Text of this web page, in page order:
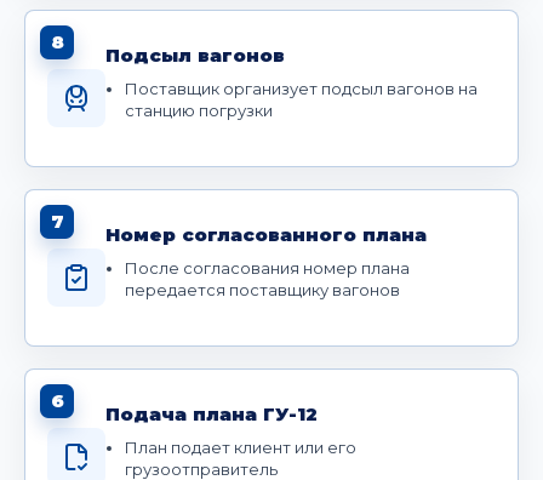
8
Подсыл вагонов
Поставщик организует подсыл вагонов на
станцию погрузки
7
Номер согласованного плана
После согласования номер плана
передается поставщику вагонов
6
Подача плана ГУ-12
План подает клиент или его
грузоотправитель